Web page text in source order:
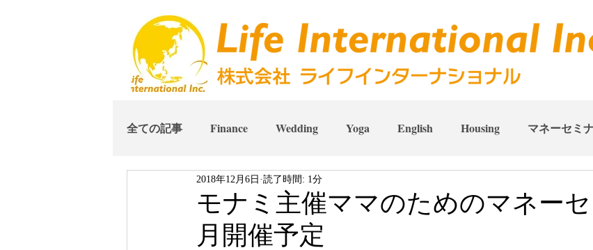
全ての記事 Finance Wedding Yoga English Housing マネーセミ
モナミ主催ママのためのマネー
月開催予定
2018年12月6日 読了時間: 1分